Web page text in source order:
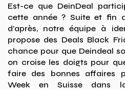
Est-ce que DeinDeal
cette année ? Suite et fin
d’après, notre équipe à
propose des Deals Black
chance pour que Deindeal
on croise les doigts pour
faire des bonnes affaires
Week en Suisse dans